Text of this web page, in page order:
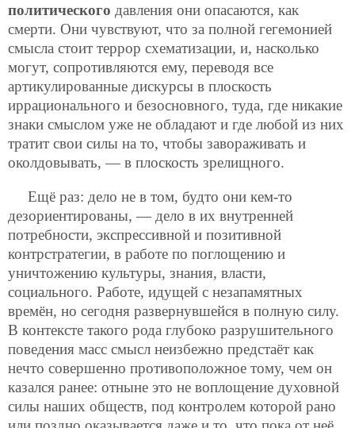
политического давления они опасаются, как
смерти. Они чувствуют, что за полной гегемонией
смысла стоит террор схематизации, и, насколько
могут, сопротивляются ему, переводя все
артикулированные дискурсы в плоскость
иррационального и безосновного, туда, где никакие
знаки смыслом уже не обладают и где любой из них
тратит свои силы на то, чтобы завораживать и
околдовывать, — в плоскость зрелищного.
Ещё раз: дело не в том, будто они кем-то
дезориентированы, — дело в их внутренней
потребности, экспрессивной и позитивной
контрстратегии, в работе по поглощению и
уничтожению культуры, знания, власти,
социального. Работе, идущей с незапамятных
времён, но сегодня развернувшейся в полную силу.
В контексте такого рода глубоко разрушительного
поведения масс смысл неизбежно предстаёт как
нечто совершенно противоположное тому, чем он
казался ранее: отныне это не воплощение духовной
силы наших обществ, под контролем которой рано